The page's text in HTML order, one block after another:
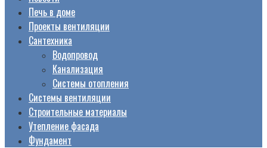
Печь в доме
Проекты вентиляции
Сантехника
Водопровод
Канализация
Системы отопления
Системы вентиляции
Строительные материалы
Утепление фасада
Фундамент